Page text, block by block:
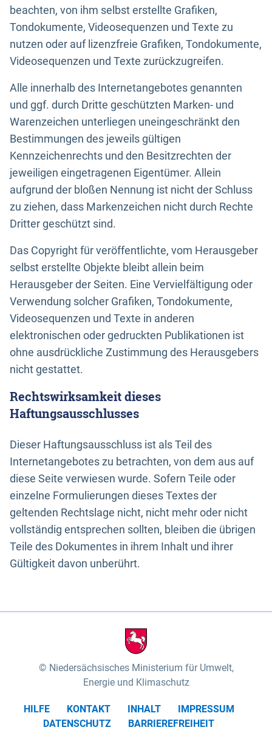
beachten, von ihm selbst erstellte Grafiken,
Tondokumente, Videosequenzen und Texte zu
nutzen oder auf lizenzfreie Grafiken, Tondokumente,
Videosequenzen und Texte zurückzugreifen.
Alle innerhalb des Internetangebotes genannten
und ggf. durch Dritte geschützten Marken- und
Warenzeichen unterliegen uneingeschränkt den
Bestimmungen des jeweils gültigen
Kennzeichenrechts und den Besitzrechten der
jeweiligen eingetragenen Eigentümer. Allein
aufgrund der bloßen Nennung ist nicht der Schluss
zu ziehen, dass Markenzeichen nicht durch Rechte
Dritter geschützt sind.
Das Copyright für veröffentlichte, vom Herausgeber
selbst erstellte Objekte bleibt allein beim
Herausgeber der Seiten. Eine Vervielfältigung oder
Verwendung solcher Grafiken, Tondokumente,
Videosequenzen und Texte in anderen
elektronischen oder gedruckten Publikationen ist
ohne ausdrückliche Zustimmung des Herausgebers
nicht gestattet.
Rechtswirksamkeit dieses
Haftungsausschlusses
Dieser Haftungsausschluss ist als Teil des
Internetangebotes zu betrachten, von dem aus auf
diese Seite verwiesen wurde. Sofern Teile oder
einzelne Formulierungen dieses Textes der
geltenden Rechtslage nicht, nicht mehr oder nicht
vollständig entsprechen sollten, bleiben die übrigen
Teile des Dokumentes in ihrem Inhalt und ihrer
Gültigkeit davon unberührt.
Niedersächsisches Ministerium für Umwelt,
Energie und Klimaschutz
HILFE KONTAKT INHALT
IMPRESSUM
DATENSCHUTZ
BARRIEREFREIHEIT